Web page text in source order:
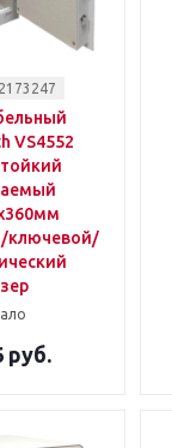
VS4552
ключевой/
руб.